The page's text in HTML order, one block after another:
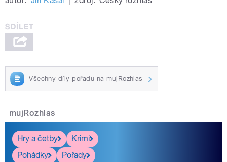
Všechny díly pořadu na mujRozhlas
mujRozhlas
Hry a četby
Krimi
Pohádky
Pořady